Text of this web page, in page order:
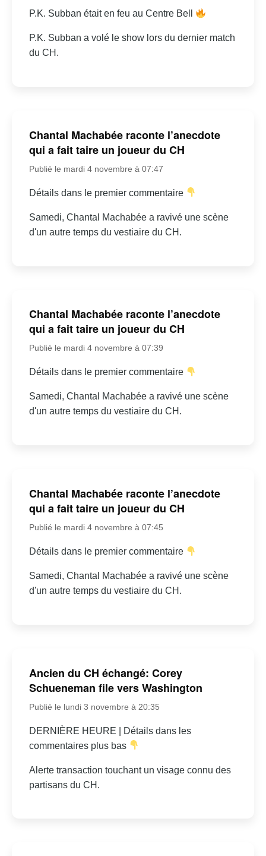
P.K. Subban était en feu au Centre Bell
P.K. Subban a volé le show lors du dernier match
du CH.
Chantal Machabée raconte l’anecdote
qui a fait taire un joueur du CH
Publié le mardi 4 novembre à 07:47
Détails dans le premier commentaire
Samedi, Chantal Machabée a ravivé une scène
d'un autre temps du vestiaire du CH.
Chantal Machabée raconte l’anecdote
qui a fait taire un joueur du CH
Publié le mardi 4 novembre à 07:39
Détails dans le premier commentaire
Samedi, Chantal Machabée a ravivé une scène
d'un autre temps du vestiaire du CH.
Chantal Machabée raconte l’anecdote
qui a fait taire un joueur du CH
Publié le mardi 4 novembre à 07:45
Détails dans le premier commentaire
Samedi, Chantal Machabée a ravivé une scène
d'un autre temps du vestiaire du CH.
Ancien du CH échangé: Corey
Schueneman file vers Washington
Publié le lundi 3 novembre à 20:35
DERNIÈRE HEURE | Détails dans les
commentaires plus bas
Alerte transaction touchant un visage connu des
partisans du CH.